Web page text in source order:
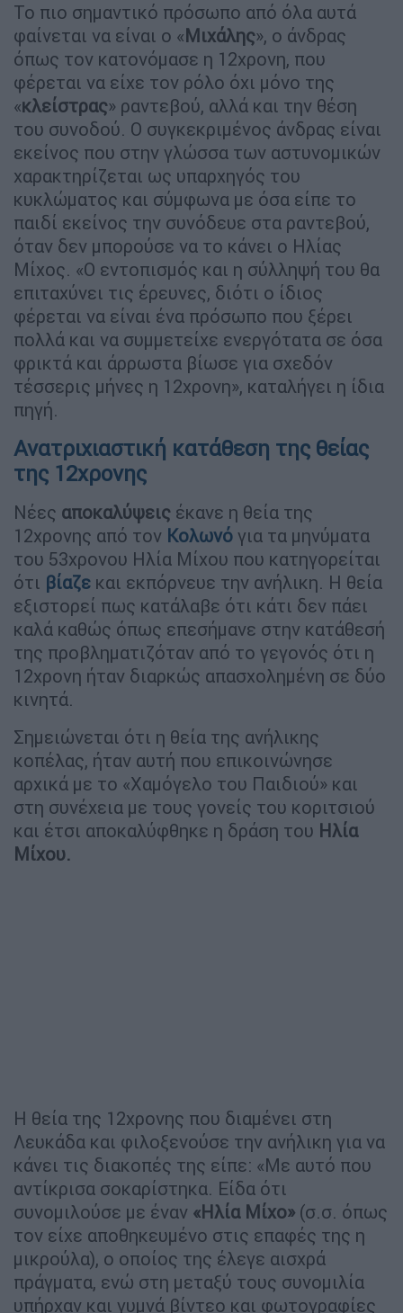
Το πιο σημαντικό πρόσωπο από όλα αυτά
φαίνεται να είναι ο « Μιχάλης», ο άνδρας
όπως τον κατονόμασε η 12χρονη, που
φέρεται να είχε τον ρόλο όχι μόνο της
«κλείστρας» ραντεβού, αλλά και την θέση
του συνοδού. Ο συγκεκριμένος άνδρας είναι
εκείνος που στην γλώσσα των αστυνομικών
χαρακτηρίζεται ως υπαρχηγός του
κυκλώματος και σύμφωνα με όσα είπε το
παιδί εκείνος την συνόδευε στα ραντεβού,
όταν δεν μπορούσε να το κάνει ο Ηλίας
Μίχος. «Ο εντοπισμός και η σύλληψή του θα
επιταχύνει τις έρευνες, διότι ο ίδιος
φέρεται να είναι ένα πρόσωπο που ξέρει
πολλά και να συμμετείχε ενεργότατα σε όσα
φρικτά και άρρωστα βίωσε για σχεδόν
τέσσερις μήνες η 12χρονη», καταλήγει η ίδια
πηγή.
Ανατριχιαστική κατάθεση της θείας
της 12χρονης
Νέες αποκαλύψεις έκανε η θεία της
12χρονης από τον Κολωνό για τα μηνύματα
του 53χρονου Ηλία Μίχου που κατηγορείται
ότι βίαζε και εκπόρνευε την ανήλικη. Η θεία
εξιστορεί πως κατάλαβε ότι κάτι δεν πάει
καλά καθώς όπως επεσήμανε στην κατάθεσή
της προβληματιζόταν από το γεγονός ότι η
12χρονη ήταν διαρκώς απασχολημένη σε δύο
κινητά.
Σημειώνεται ότι η θεία της ανήλικης
κοπέλας, ήταν αυτή που επικοινώνησε
αρχικά με το «Χαμόγελο του Παιδιού» και
στη συνέχεια με τους γονείς του κοριτσιού
και έτσι αποκαλύφθηκε η δράση του Ηλία
Μίχου.
Η θεία της 12χρονης που διαμένει στη
Λευκάδα και φιλοξενούσε την ανήλικη για να
κάνει τις διακοπές της είπε: «Με αυτό που
αντίκρισα σοκαρίστηκα. Είδα ότι
συνομιλούσε με έναν «Ηλία Μίχο» (σ.σ. όπως
τον είχε αποθηκευμένο στις επαφές της η
μικρούλα), ο οποίος της έλεγε αισχρά
πράγματα, ενώ στη μεταξύ τους συνομιλία
υπήρχαν και γυμνά βίντεο και φωτογραφίες